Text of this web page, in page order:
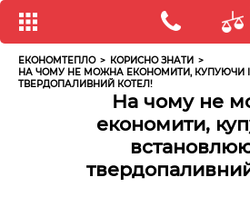
ЕКОНОМТЕПЛО > КОРИСНО ЗНАТИ >
НА ЧОМУ НЕ МОЖНА ЕКОНОМИТИ, КУПУЮЧИ
ТВЕРДОПАЛИВНИЙ КОТЕЛ!
На чому не
економити,